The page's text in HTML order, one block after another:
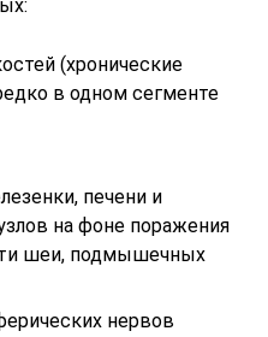
(хронические
в одном сегменте
печени и
на фоне поражения
шеи, подмышечных
нервов